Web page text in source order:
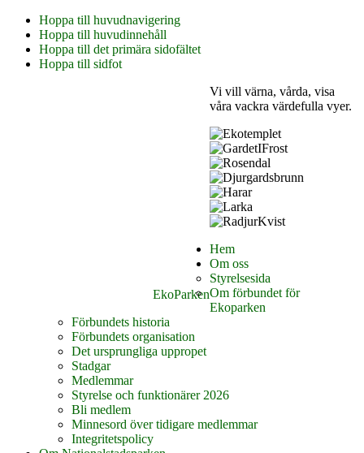
Hoppa till huvudnavigering
Hoppa till huvudinnehåll
Hoppa till det primära sidofältet
Hoppa till sidfot
EkoParken
Vi vill värna, vårda, visa
våra vackra värdefulla vyer.
Hem
Om oss
Styrelsesida
Om förbundet för
Ekoparken
Förbundets historia
Förbundets organisation
Det ursprungliga uppropet
Stadgar
Medlemmar
Styrelse och funktionärer 2026
Bli medlem
Minnesord över tidigare medlemmar
Integritetspolicy